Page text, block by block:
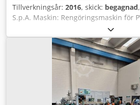
Tillverkningsår: 2016, skick: begagnad
S.p.A. Maskin: Rengöringsmaskin för
E Tillverkningsår: 2016 CNC-
PVC-ramar med 3 interpolerade
arbetscykel. Utrustad med en
diameter som, med olika
rengöring av yttre hörn på olika
Lufttryck: 6–7 bar Motor: E48 63/2
Hastighet: 2850 1/min Effekt: 3,5 kW
400/3 V Frekvens: 50 Hz